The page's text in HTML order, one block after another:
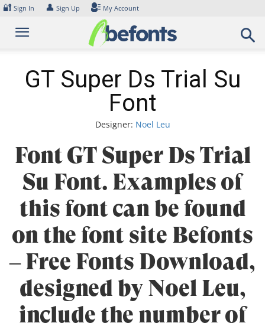
Skip
content
🔐 Sign In 👤 Sign Up My Account
GT Super Ds Trial Su
Font
Designer: Noel Leu
Font GT Super Ds Trial
Su Font. Examples of
this font can be found
on the font site Befonts
– Free Fonts Download,
designed by Noel Leu,
include the number of